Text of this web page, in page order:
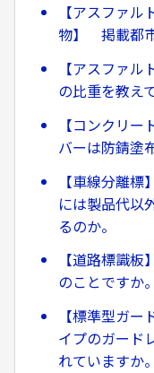
【アスファ
物】 掲載都
【アスファ
の比重を教え
【コンクリ
バーは防錆塗
【車線分離
には製品代以
るのか。
【道路標識
のことですか。
【標準型ガ
イプのガード
れていますか。